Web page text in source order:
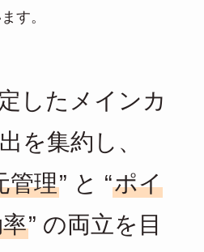
す。
したメインカ
を集約し、
管理” と “ポイ
” の両立を目